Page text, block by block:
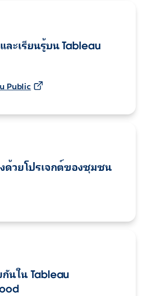
ะเรียนรู้บน Tableau
Public
ด้วยโปรเจกต์ของชุมชน
นใน Tableau